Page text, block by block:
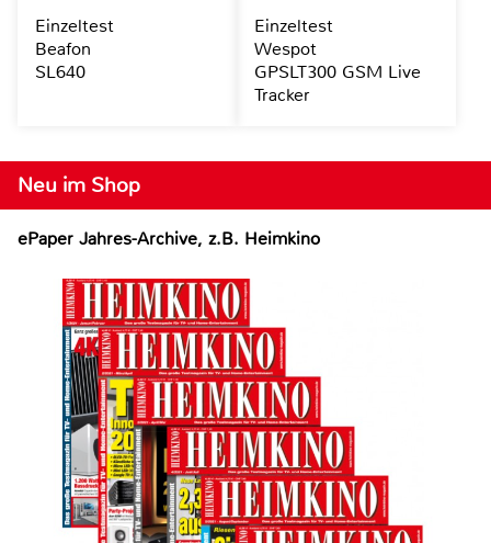
Neu im Shop
ePaper Jahres-Archive, z.B. Heimkino
Einzeltest
Beafon
SL640
Einzeltest
Wespot
GPSLT300 GSM Live
Tracker